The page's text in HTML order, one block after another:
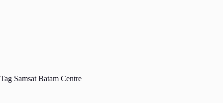
Tag Samsat Batam Centre